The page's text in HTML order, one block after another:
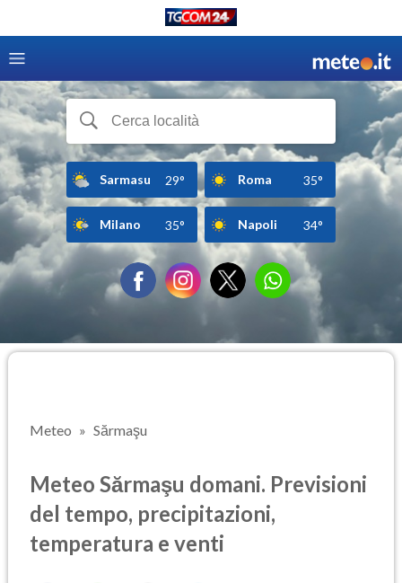
Sarmasu 29° Roma 35°
Milano 35° Napoli 34°
Meteo Sărmaşu
Meteo Sărmaşu domani. Previsioni
del tempo, precipitazioni,
temperatura e venti